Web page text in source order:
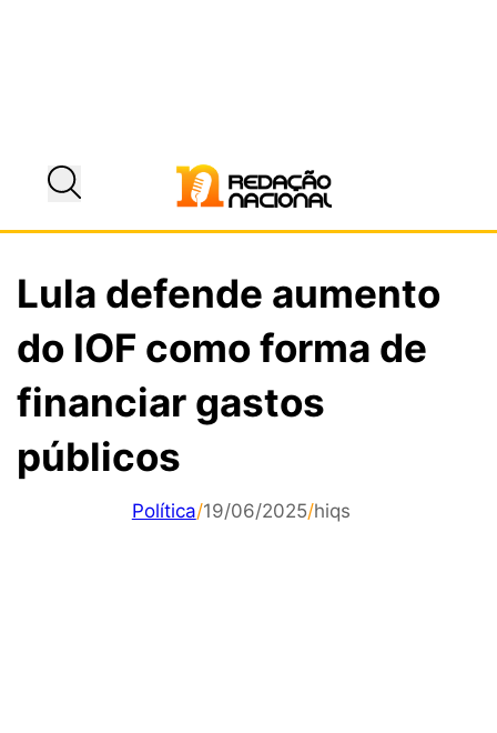
Lula defende aumento
do IOF como forma de
financiar gastos
públicos
Política/19/06/2025/hiqs